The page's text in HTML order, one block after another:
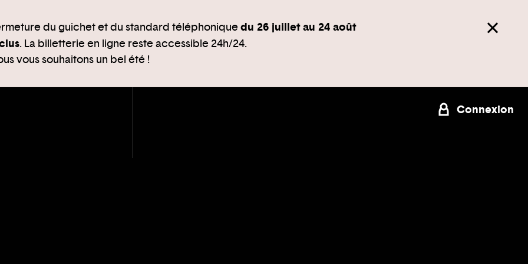
du guichet et du standard téléphoniquedu 26 juillet au 24 août
. La billetterie en ligne reste accessible 24h/24.
vous souhaitons un bel été !
Connexion